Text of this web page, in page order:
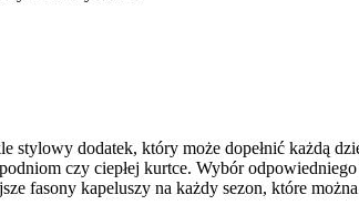
stylowy dodatek, który może dopełnić każdą
czy ciepłej kurtce. Wybór
fasony kapeluszy na każdy sezon, które